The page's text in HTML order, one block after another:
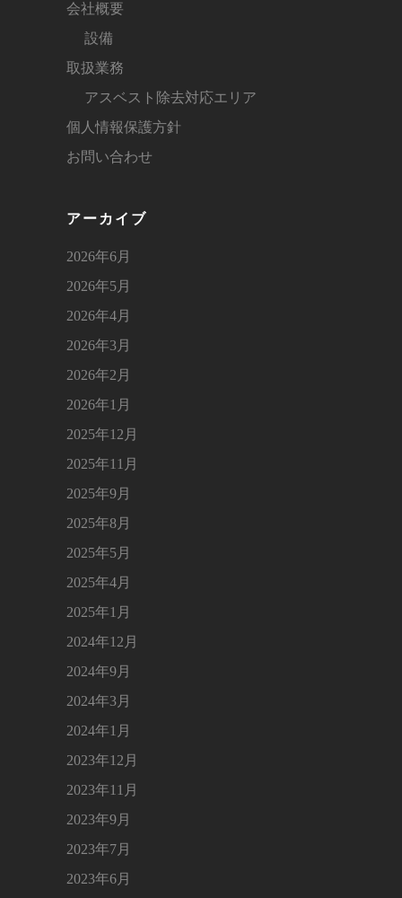
会社概要
設備
取扱業務
アスベスト除去対応エリア
個人情報保護方針
お問い合わせ
アーカイブ
2026年6月
2026年5月
2026年4月
2026年3月
2026年2月
2026年1月
2025年12月
2025年11月
2025年9月
2025年8月
2025年5月
2025年4月
2025年1月
2024年12月
2024年9月
2024年3月
2024年1月
2023年12月
2023年11月
2023年9月
2023年7月
2023年6月